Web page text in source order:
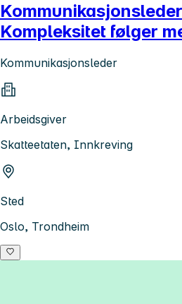
Kompleksitet følger
Kommunikasjonsleder
Arbeidsgiver
Skatteetaten, Innkreving
Sted
Oslo, Trondheim